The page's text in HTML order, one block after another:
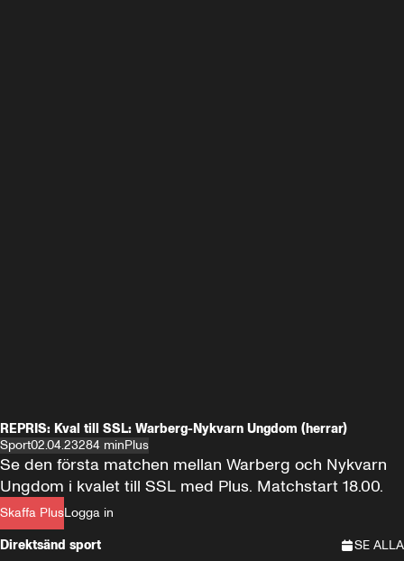
REPRIS: Kval till SSL: Warberg-Nykvarn Ungdom (herrar)
Sport02.04.23284 minPlus
Skaffa PlusLogga in
Se den första matchen mellan Warberg och Nykvarn
Ungdom i kvalet till SSL med Plus. Matchstart 18.00.
Direktsänd sport
SE ALLA